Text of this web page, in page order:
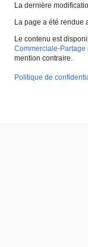
La dernière
La page a été rendue
Le contenu est
Commerciale-
mention contraire.
Politique de